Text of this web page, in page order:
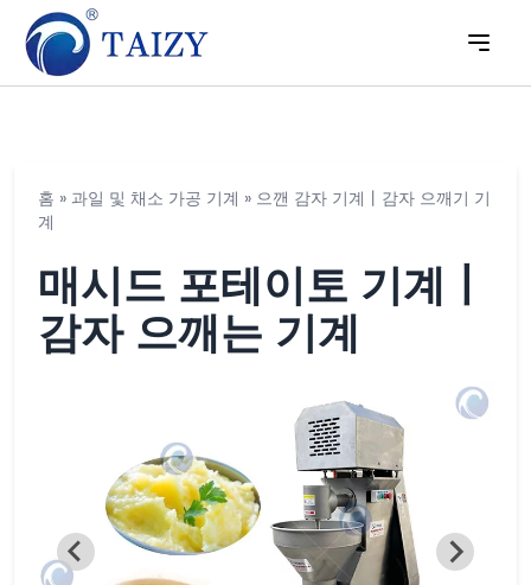
홈 » 과일 및 채소 가공 기계 » 으깬 감자 기계丨감자 으깨기 기
계
매시드 포테이토 기계丨
감자 으깨는 기계